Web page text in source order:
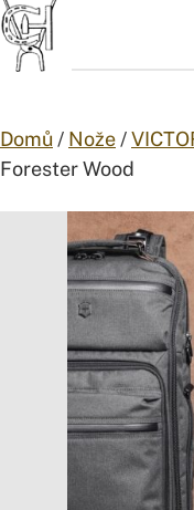
Přejít na obsah
Domů / Nože /
Forester Wood